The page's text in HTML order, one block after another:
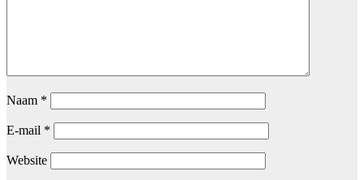
Naam *
E-mail *
Website